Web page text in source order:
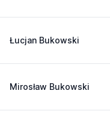
Łucjan Bukowski
Mirosław Bukowski